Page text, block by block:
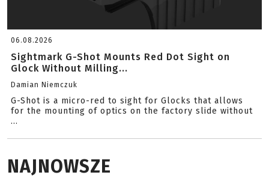
06.08.2026
Sightmark G-Shot Mounts Red Dot Sight on
Glock Without Milling...
Damian Niemczuk
G-Shot is a micro-red to sight for Glocks that allows
for the mounting of optics on the factory slide without
...
NAJNOWSZE